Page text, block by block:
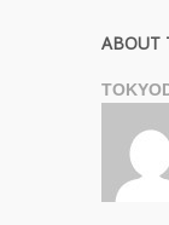
ABOUT